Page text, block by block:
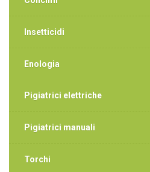
Insetticidi
Enologia
Pigiatrici elettriche
Pigiatrici manuali
Torchi